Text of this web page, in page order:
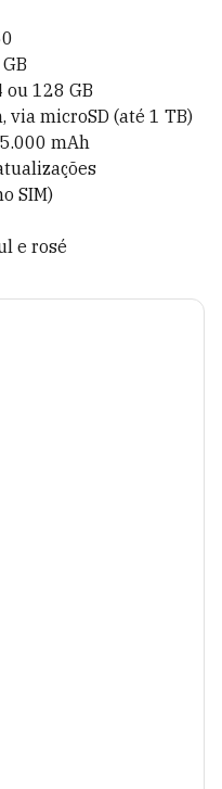
128 GB
via microSD (até 1 TB)
mAh
SIM)
e rosé